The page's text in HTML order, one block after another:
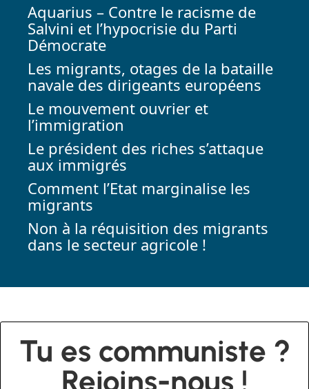
Aquarius – Contre le racisme de
Salvini et l’hypocrisie du Parti
Démocrate
Les migrants, otages de la bataille
navale des dirigeants européens
Le mouvement ouvrier et
l’immigration
Le président des riches s’attaque
aux immigrés
Comment l’Etat marginalise les
migrants
Non à la réquisition des migrants
dans le secteur agricole !
Tu es communiste ?
Rejoins-nous !